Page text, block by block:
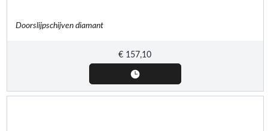
Doorslijpschijven diamant
€ 157,10